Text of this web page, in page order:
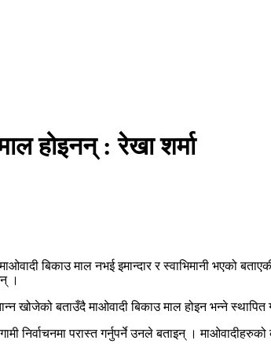
होइनन् : रेखा शर्मा
बिकाउ माल नभई इमान्दार र स्वाभिमानी भएको
।
बताउँदै माओवादी बिकाउ माल होइन भन्ने स्थापित
निर्वाचनमा परास्त गर्नुपर्ने उनले बताइन् ।